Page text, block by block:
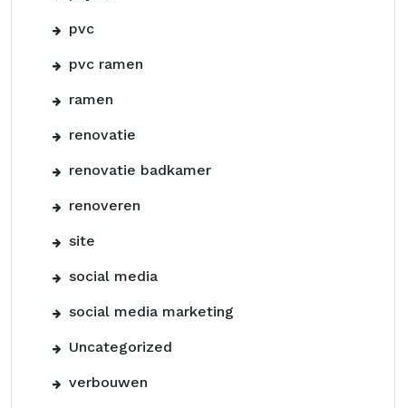
pvc
pvc ramen
ramen
renovatie
renovatie badkamer
renoveren
site
social media
social media marketing
Uncategorized
verbouwen